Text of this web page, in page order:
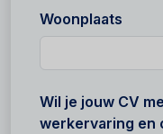
Woonplaats
Wil je jouw CV
werkervaring en